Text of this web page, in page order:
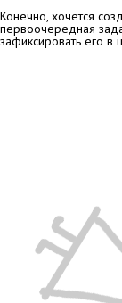
Конечно, хочется
первоочередная
зафиксировать его в